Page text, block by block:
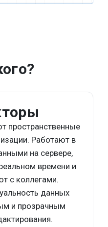
пространственные
Работают в
на сервере,
времени и
с коллегами.
данных
и прозрачным